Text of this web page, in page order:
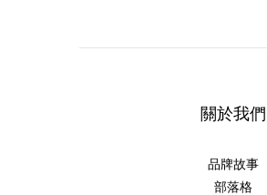
關於我們
品牌故事
部落格